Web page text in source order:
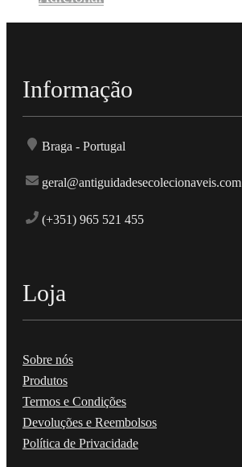
Informação
Braga - Portugal
geral@antiguidadesecolecionaveis.com
(+351) 965 521 455
Loja
Sobre nós
Produtos
Termos e Condições
Devoluções e Reembolsos
Política de Privacidade